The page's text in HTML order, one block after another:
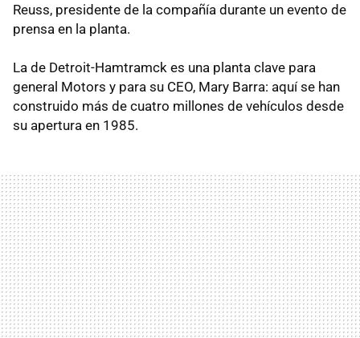
Reuss, presidente de la compañía durante un evento de
prensa en la planta.
La de Detroit-Hamtramck es una planta clave para
general Motors y para su CEO, Mary Barra: aquí se han
construido más de cuatro millones de vehículos desde
su apertura en 1985.